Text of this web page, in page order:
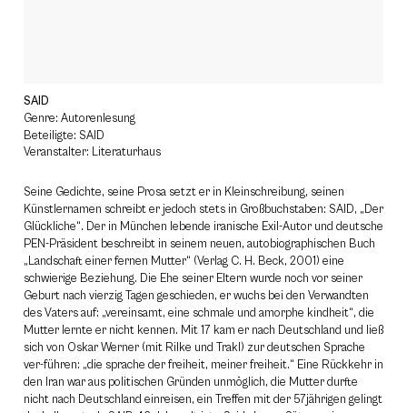
SAID
Genre: Autorenlesung
Beteiligte: SAID
Veranstalter: Literaturhaus
Seine Gedichte, seine Prosa setzt er in Kleinschreibung, seinen
Künstlernamen schreibt er jedoch stets in Großbuchstaben: SAID, „Der
Glückliche“. Der in München lebende iranische Exil-Autor und deutsche
PEN-Präsident beschreibt in seinem neuen, autobiographischen Buch
„Landschaft einer fernen Mutter“ (Verlag C. H. Beck, 2001) eine
schwierige Beziehung. Die Ehe seiner Eltern wurde noch vor seiner
Geburt nach vierzig Tagen geschieden, er wuchs bei den Verwandten
des Vaters auf: „vereinsamt, eine schmale und amorphe kindheit“, die
Mutter lernte er nicht kennen. Mit 17 kam er nach Deutschland und ließ
sich von Oskar Werner (mit Rilke und Trakl) zur deutschen Sprache
ver-führen: „die sprache der freiheit, meiner freiheit.“ Eine Rückkehr in
den Iran war aus politischen Gründen unmöglich, die Mutter durfte
nicht nach Deutschland einreisen, ein Treffen mit der 57jährigen gelingt